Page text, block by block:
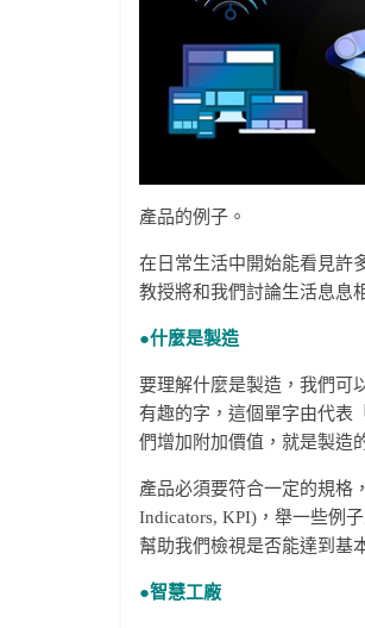
產品的例子。
在日常生活中開始能看見許
教授將和我們討論生活息息
●什麼是製造
要理解什麼是製造，我們可
有趣的字，這個單字由代表
們增加附加價值，就是製造
產品必須要符合一定的規格
Indicators, KPI)，舉一些例
幫助我們檢視是否能達到基
●智慧工廠